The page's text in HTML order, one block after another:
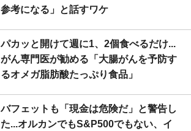
参考になる」と話すワケ
パカッと開けて週に1、2個食べるだけ...
がん専門医が勧める「大腸がんを予防す
るオメガ脂肪酸たっぷり食品」
バフェットも「現金は危険だ」と警告し
た...オルカンでもS&P500でもない、イ